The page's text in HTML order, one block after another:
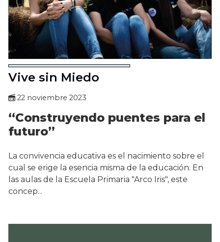
Vive sin Miedo
22 noviembre 2023
“Construyendo puentes para el
futuro”
La convivencia educativa es el nacimiento sobre el
cual se erige la esencia misma de la educación. En
las aulas de la Escuela Primaria "Arco Iris", este
concep...